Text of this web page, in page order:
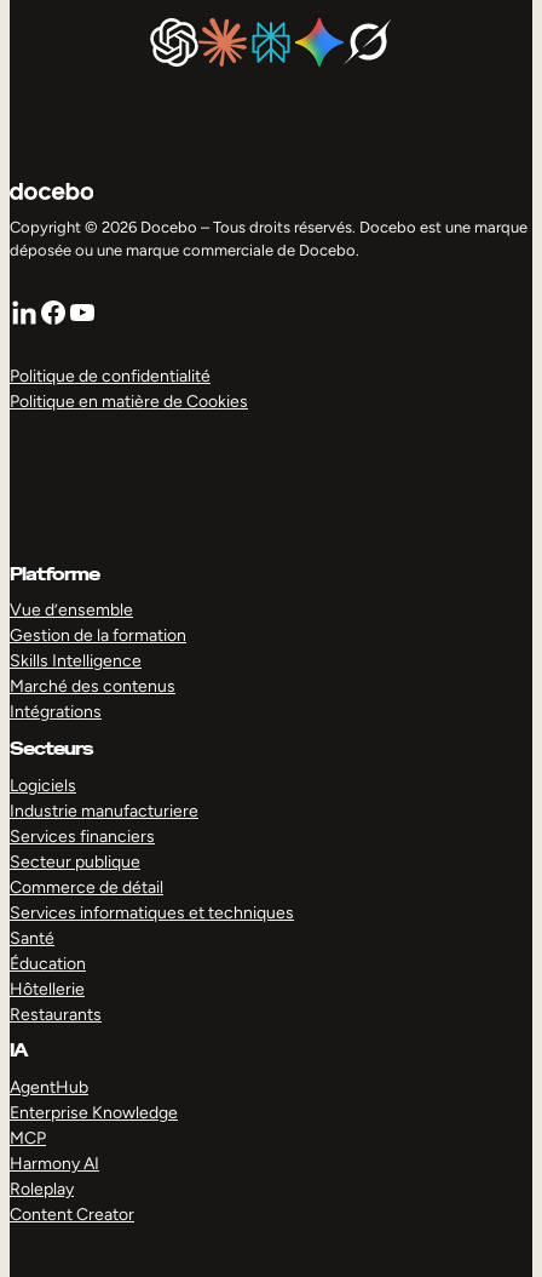
Copyright © 2026 Docebo – Tous droits réservés. Docebo est une marque
déposée ou une marque commerciale de Docebo.
LinkedIn
Facebook
YouTube
Politique de confidentialité
Politique en matière de Cookies
Platforme
Vue d’ensemble
Gestion de la formation
Skills Intelligence
Marché des contenus
Intégrations
Secteurs
Logiciels
Industrie manufacturiere
Services financiers
Secteur publique
Commerce de détail
Services informatiques et techniques
Santé
Éducation
Hôtellerie
Restaurants
IA
AgentHub
Enterprise Knowledge
MCP
Harmony AI
Roleplay
Content Creator